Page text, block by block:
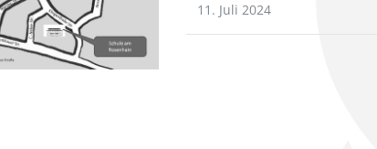
11. Juli 2024